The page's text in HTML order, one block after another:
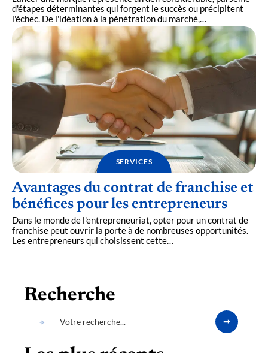
d'étapes déterminantes qui forgent le succès ou précipitent
l'échec. De l'idéation à la pénétration du marché,…
SERVICES
Avantages du contrat de franchise et
bénéfices pour les entrepreneurs
Dans le monde de l'entrepreneuriat, opter pour un contrat de
franchise peut ouvrir la porte à de nombreuses opportunités.
Les entrepreneurs qui choisissent cette…
Recherche